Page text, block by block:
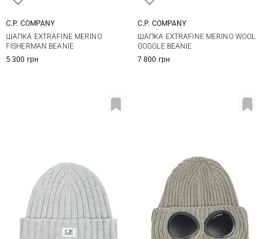
C.P. COMPANY
ШАПКА EXTRAFINE MERINO
FISHERMAN BEANIE
5 300 грн
C.P. COMPANY
ШАПКА EXTRAFINE MERINO WOOL
GOGGLE BEANIE
7 800 грн